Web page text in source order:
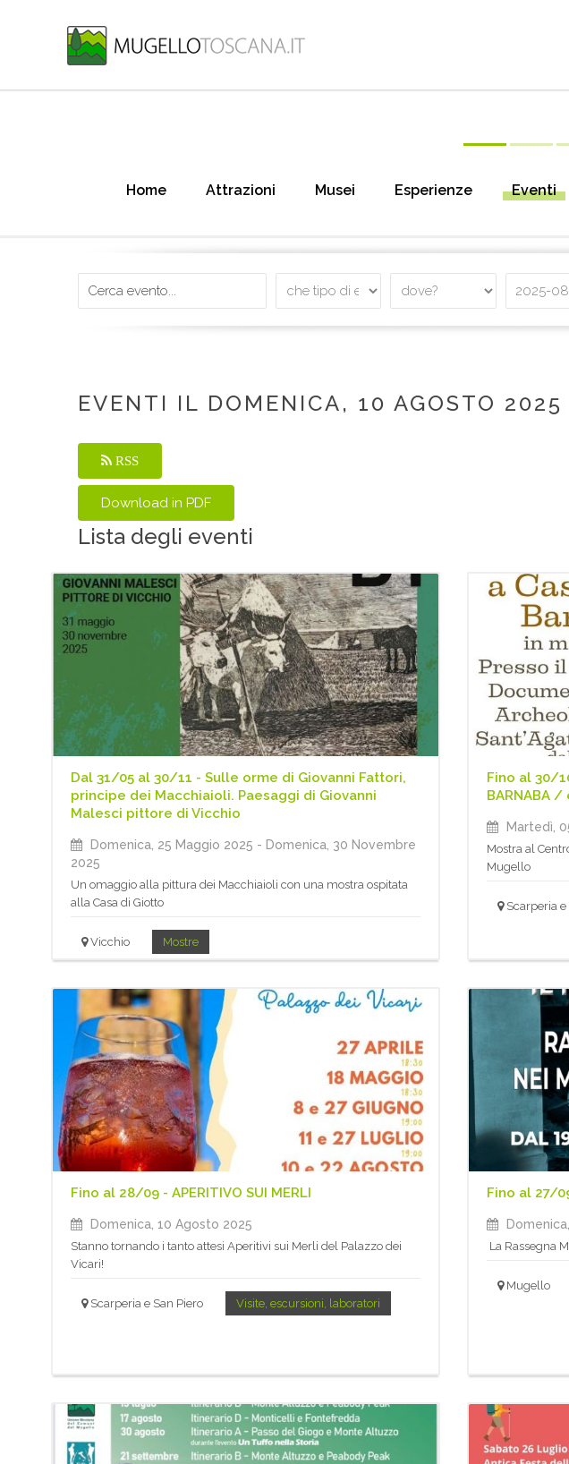
Home Attrazioni Musei Esperienze Eventi
EVENTI IL DOMENICA, 10 AGOSTO 2025
RSS
Lista degli eventi
Dal 31/05 al 30/11 - Sulle orme di Giovanni Fattori,
principe dei Macchiaioli. Paesaggi di Giovanni
Malesci pittore di Vicchio
Domenica, 25 Maggio 2025 - Domenica, 30 Novembre
2025
Un omaggio alla pittura dei Macchiaioli con una mostra ospitata
alla Casa di Giotto
Vicchio Mostre
Fino al 30/
BARNABA
Martedì,
Mostra al
Mugello
Scarperia e
Fino al 28/09 - APERITIVO SUI MERLI
Domenica, 10 Agosto 2025
Stanno tornando i tanto attesi Aperitivi sui Merli del Palazzo dei
Vicari!
Scarperia e San Piero Visite, escursioni, laboratori
Fino al 27/
La Rassegna
Mugello